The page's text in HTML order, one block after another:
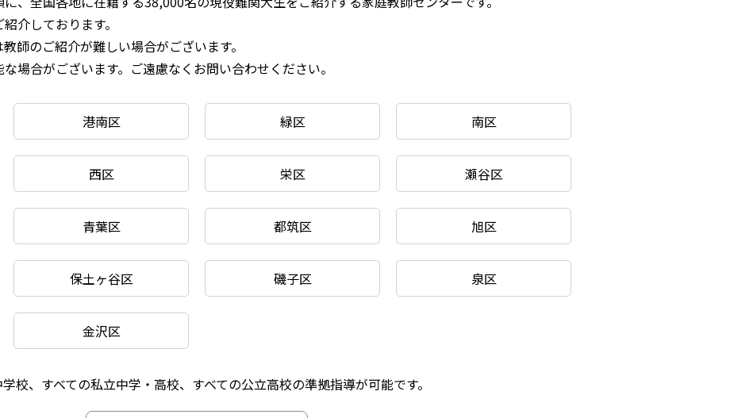
介しております。
師のご紹介が難しい場合がございます。
場合がございます。ご遠慮なくお問い合わせください。
港南区 緑区 南区
西区 栄区 瀬谷区
青葉区 都筑区 旭区
保土ヶ谷区 磯子区 泉区
金沢区
校、すべての私立中学・高校、すべての公立高校の準拠指導が可能です。